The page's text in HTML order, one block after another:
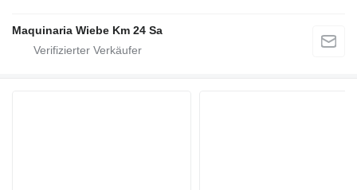
Maquinaria Wiebe Km 24 Sa